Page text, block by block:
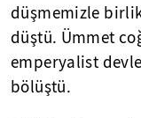
düşmemizle
düştü. Ümmet
emperyalist
bölüştü.